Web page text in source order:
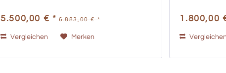
können, was Design und
5.500,00 € * 6.883,00 € *
Vergleichen Merken
Fächern
1.800,00
Vergleichen